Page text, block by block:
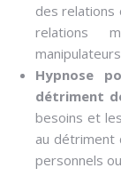
des relations
relations
Hypnose
détriment
besoins et
au détriment
personnels